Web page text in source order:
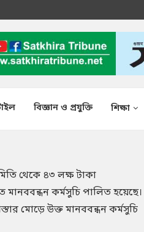
বিজ্ঞান ও প্রযুক্তি শিক্ষা
থেকে ৪৩ লক্ষ টাকা
কর্মসুচি পালিত হয়েছে।
মোড়ে উক্ত মানববন্ধন কর্মসুচি